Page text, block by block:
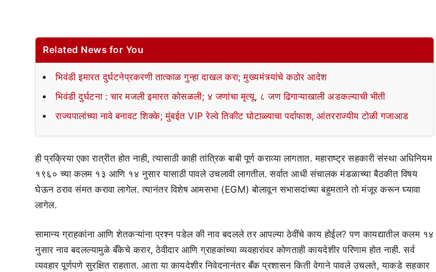
Related News for You
भिवंडी इमारत दुर्घटनेप्रकरणी तात्काळ गुन्हा दाखल करा; मुख्यमंत्र्यांचे कठोर आदेश
भिवंडी दुर्घटना : चार मजली इमारत कोसळली; ४ जणांचा मृत्यू, ८ जण ढिगाऱ्याखाली अडकल्याची भीती
राज्यपालांच्या नावे बनावट शिक्के; मुंबईत VIP रेल्वे तिकीट घोटाळ्याचा पर्दाफाश, आंतरराज्यीय टोळी गजाआड
ही प्रक्रिया एका रात्रीत होत नाही, त्यासाठी काही तांत्रिक बाबी पूर्ण कराव्या लागतात. महाराष्ट्र सहकारी संस्था अधिनियम
१९६० च्या कलम १३ आणि १४ नुसार यासाठी पावले उचलावी लागतील. सर्वात आधी संचालक मंडळाच्या बैठकीत विषय
घेऊन ठराव संमत करावा लागेल. त्यानंतर विशेष आमसभा (EGM) बोलावून सभासदांच्या बहुमताने तो मंजूर करून घ्यावा
लागेल.
सामान्य ग्राहकांना आणि शेतकऱ्यांना प्रश्न पडेल की नाव बदलले तर आपल्या ठेवींचे काय होईल? पण कायद्यातील कलम १४
नुसार नाव बदलल्यामुळे बँकेचे करार, ठेवीदार आणि ग्राहकांच्या व्यवहारांवर कोणताही कायदेशीर परिणाम होत नाही. सर्व
व्यवहार पूर्णपणे सुरक्षित राहतात. आता या कायदेशीर निवेदनानंतर बँक प्रशासन किती वेगाने पावले उचलते, याकडे सहकार